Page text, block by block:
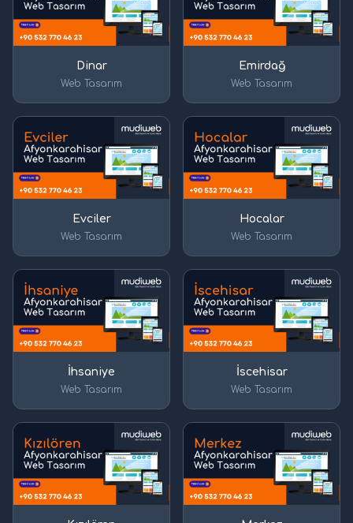
Dinar
Web Tasarım
Emirdağ
Web Tasarım
Evciler
Web Tasarım
Hocalar
Web Tasarım
İhsaniye
Web Tasarım
İscehisar
Web Tasarım